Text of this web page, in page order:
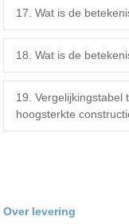
17. Wat is de
18. Wat is de
19. Vergelijkingstabel
hoogsterkte
Over levering